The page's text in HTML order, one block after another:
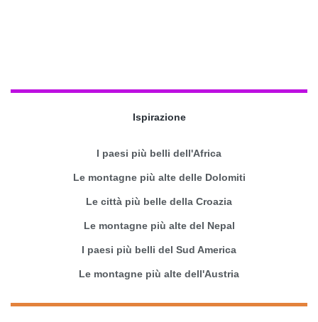
Ispirazione
I paesi più belli dell'Africa
Le montagne più alte delle Dolomiti
Le città più belle della Croazia
Le montagne più alte del Nepal
I paesi più belli del Sud America
Le montagne più alte dell'Austria